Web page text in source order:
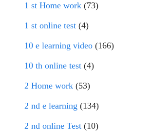
1 st Home work (73)
1 st online test (4)
10 e learning video (166)
10 th online test (4)
2 Home work (53)
2 nd e learning (134)
2 nd online Test (10)